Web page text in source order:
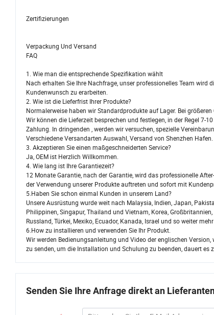
Zertifizierungen
Verpackung Und Versand
FAQ
1. Wie man die entsprechende Spezifikation wählt
Nach erhalten Sie Ihre Nachfrage, unser professionelles Team wird
Kundenwunsch zu erarbeiten.
2. Wie ist die Lieferfrist Ihrer Produkte?
Normalerweise haben wir Standardprodukte auf Lager. Bei
Wir können die Lieferzeit besprechen und festlegen, in der Regel 7-
Zahlung. In dringenden , werden wir versuchen, spezielle
Verschiedene Versandarten Auswahl, Versand von Shenzhen Hafen.
3. Akzeptieren Sie einen maßgeschneiderten Service?
Ja, OEM ist Herzlich Willkommen.
4. Wie lang ist Ihre Garantiezeit?
12 Monate Garantie, nach der Garantie, wird das professionelle
der Verwendung unserer Produkte auftreten und sofort mit
5.Haben Sie schon einmal Kunden in unserem Land?
Unsere Ausrüstung wurde weit nach Malaysia, Indien, Japan,
Philippinen, Singapur, Thailand und Vietnam, Korea,
Russland, Türkei, Mexiko, Ecuador, Kanada, Israel und so weiter
6.How zu installieren und verwenden Sie Ihr Produkt.
Wir werden Bedienungsanleitung und Video der englischen
zu senden, um die Installation und Schulung zu beenden, dauert
Senden Sie Ihre Anfrage direkt an